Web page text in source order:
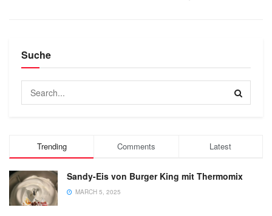
Suche
Trending Comments Latest
Sandy-Eis von Burger King mit Thermomix
MARCH 5, 2025